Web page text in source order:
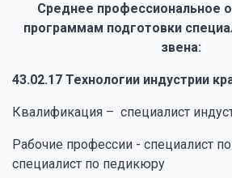
Среднее профессиональное
программам подготовки
звена:
43.02.17 Технологии индустрии
Квалификация – специалист
Рабочие профессии - специалист
специалист по педикюру